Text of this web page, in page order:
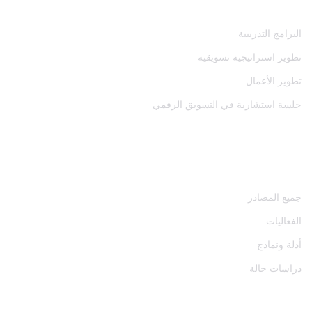
البرامج التدريبية
تطوير استراتيجية تسويقية
تطوير الأعمال
جلسة استشارية في التسويق الرقمي
جميع المصادر
الفعاليات
أدلة ونماذج
دراسات حالة